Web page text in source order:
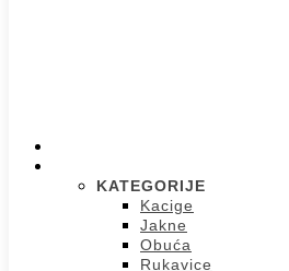
KATEGORIJE
Kacige
Jakne
Obuća
Rukavice